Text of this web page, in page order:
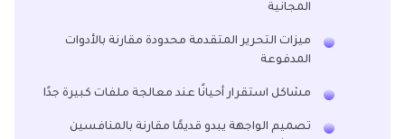
المجانية
ميزات التحرير المتقدمة محدودة مقارنة بالأدوات
المدفوعة
مشاكل استقرار أحيانًا عند معالجة ملفات كبيرة جدًا
تصميم الواجهة يبدو قديمًا مقارنة بالمنافسين